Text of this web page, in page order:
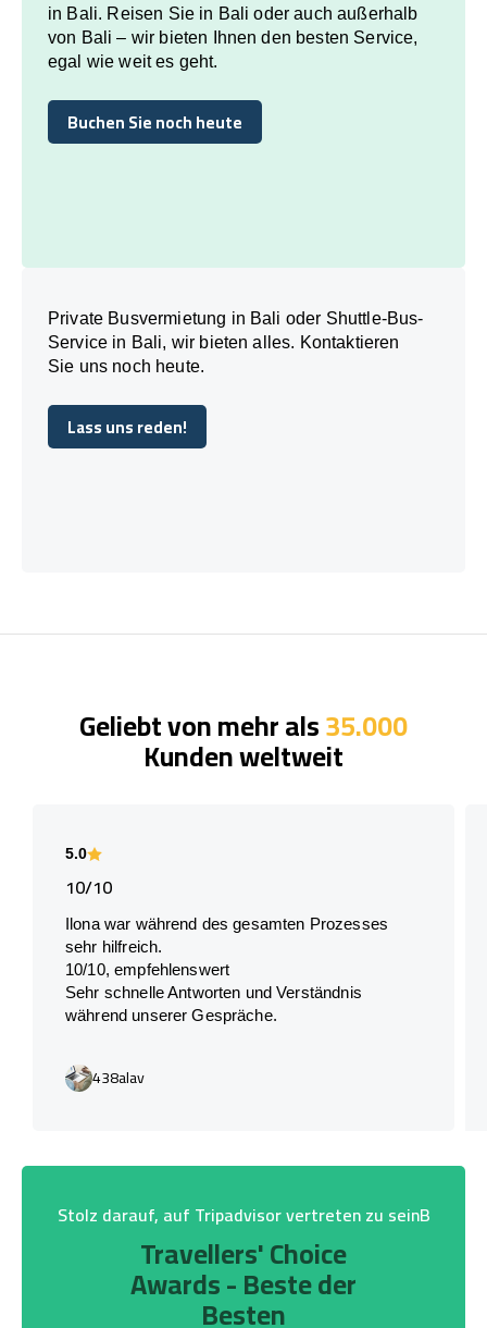
in Bali. Reisen Sie in Bali oder auch außerhalb
von Bali – wir bieten Ihnen den besten Service,
egal wie weit es geht.
Buchen Sie noch heute
Buchen Sie noch heute
Private Busvermietung in Bali oder Shuttle-Bus-
Service in Bali, wir bieten alles. Kontaktieren
Sie uns noch heute.
Lass uns reden!
Lass uns reden!
Geliebt von mehr als35.000
Kunden weltweit
5.0
10/10
Ilona war während des gesamten Prozesses
sehr hilfreich.
10/10, empfehlenswert
Sehr schnelle Antworten und Verständnis
während unserer Gespräche.
438alav
Stolz darauf, auf Tripadvisor vertreten zu seinB
Travellers' Choice
Awards - Beste der
Besten